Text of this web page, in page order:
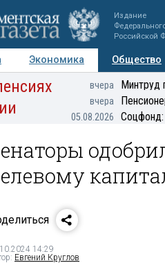
Издание
Российской
Экономика Общество
Персоны Мнения
вчера Минтруд
вчера
05.08.2026 Соцфонд:
14:29
Евгений Круглов